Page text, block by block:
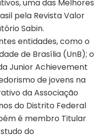
uma das Melhores
pela Revista Valor
Sabin.
entidades, como o
de Brasília (UnB); o
Junior Achievement
de jovens na
da Associação
do Distrito Federal
é membro Titular
do